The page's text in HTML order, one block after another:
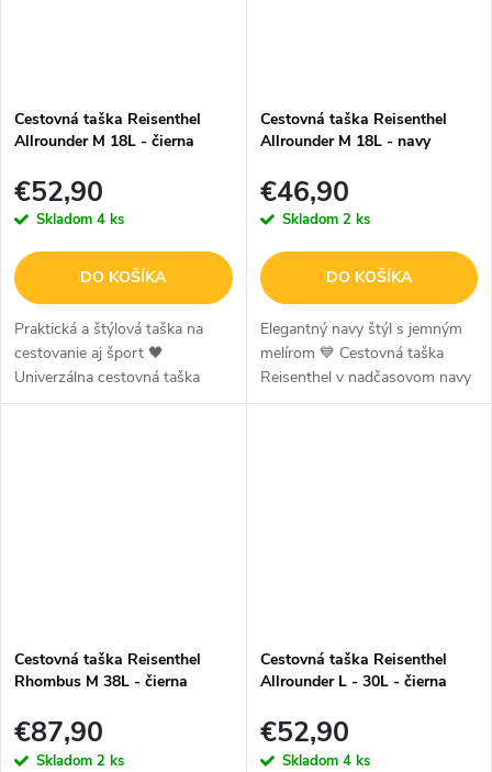
Cestovná taška Reisenthel
Allrounder M 18L - čierna
€52,90
Skladom 4 ks
DO KOŠÍKA
Praktická a štýlová taška na
cestovanie aj šport 🖤
Univerzálna cestovná taška
Reisenthel v modernom
Cestovná taška Reisenthel
Allrounder M 18L - navy
€46,90
Skladom 2 ks
DO KOŠÍKA
Elegantný navy štýl s jemným
melírom 💙 Cestovná taška
Reisenthel v nadčasovom navy
prevedení s melírovaným
Cestovná taška Reisenthel
Rhombus M 38L - čierna
€87,90
Skladom 2 ks
Cestovná taška Reisenthel
Allrounder L - 30L - čierna
€52,90
Skladom 4 ks